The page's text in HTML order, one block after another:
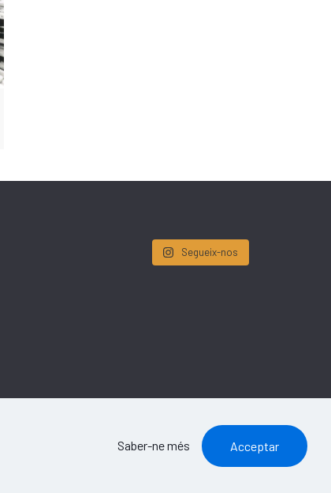
Segueix-nos
Saber-ne més Acceptar